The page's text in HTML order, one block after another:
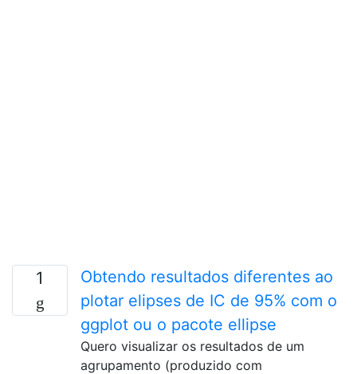
1
Obtendo resultados diferentes ao
plotar elipses de IC de 95% com o
ggplot ou o pacote ellipse
Quero visualizar os resultados de um
agrupamento (produzido com